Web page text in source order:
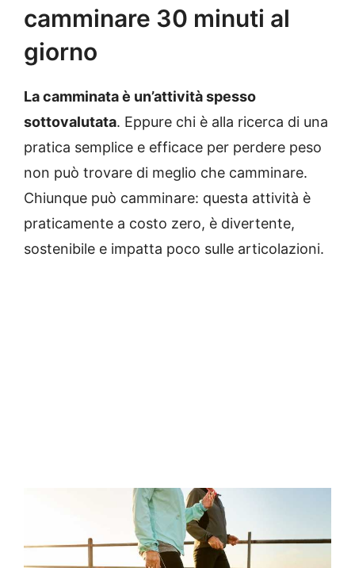
camminare 30 minuti al
giorno
La camminata è un’attività spesso
sottovalutata. Eppure chi è alla ricerca di una
pratica semplice e efficace per perdere peso
non può trovare di meglio che camminare.
Chiunque può camminare: questa attività è
praticamente a costo zero, è divertente,
sostenibile e impatta poco sulle articolazioni.